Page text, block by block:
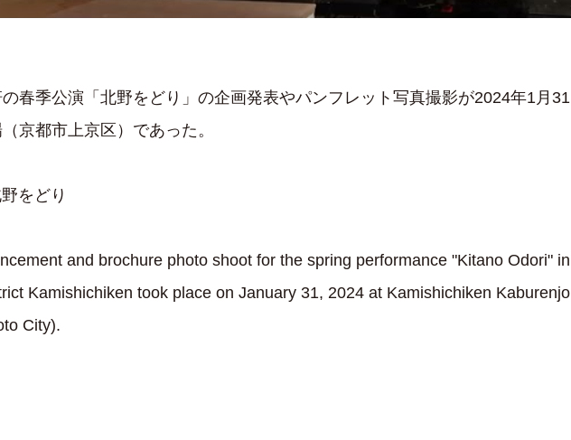
春季公演「北野をどり」の企画発表やパンフレット写真撮影が2024年1月31
京都市上京区）であった。
をどり
and brochure photo shoot for the spring performance "Kitano Odori" in
Kamishichiken took place on January 31, 2024 at Kamishichiken Kaburenjo
City).